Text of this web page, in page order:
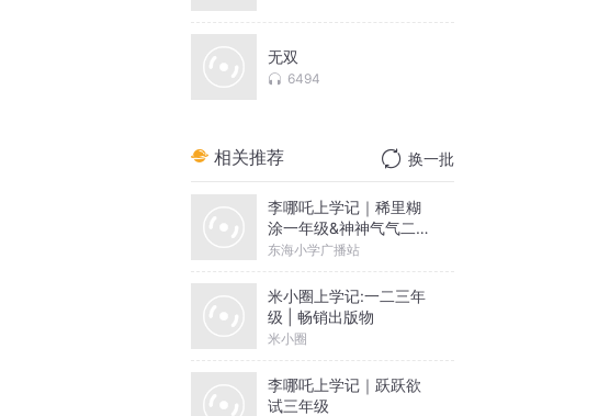
无双
6494
相关推荐 换一批
李哪吒上学记｜稀里糊
涂一年级&神神气气二年
级
东海小学广播站
米小圈上学记:一二三年
级 | 畅销出版物
米小圈
李哪吒上学记｜跃跃欲
试三年级